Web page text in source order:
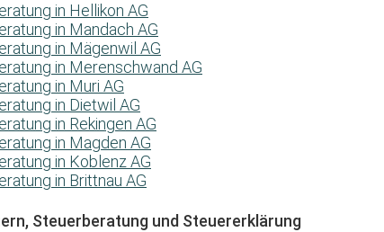
in Hellikon AG
in Mandach AG
in Mägenwil AG
in Merenschwand AG
in Muri AG
in Dietwil AG
in Rekingen AG
in Magden AG
in Koblenz AG
in Brittnau AG
Steuerberatung und Steuererklärung